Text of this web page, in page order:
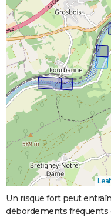
Un risque fort peut
débordements fréquents